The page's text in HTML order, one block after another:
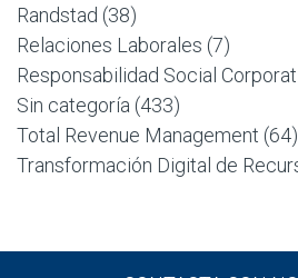
Randstad (38)
Relaciones Laborales (7)
Responsabilidad Social
Sin categoría (433)
Total Revenue Management (64)
Transformación Digital de